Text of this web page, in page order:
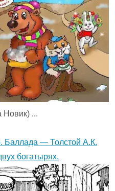
Новик) ...
Баллада — Толстой А.К.
богатырях.